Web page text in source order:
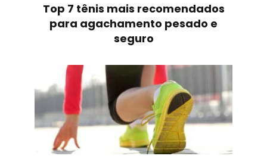
Top 7 tênis mais recomendados
para agachamento pesado e
seguro